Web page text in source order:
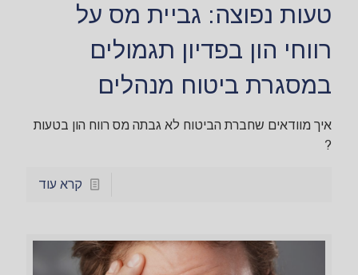
טעות נפוצה: גביית מס על
רווחי הון בפדיון תגמולים
במסגרת ביטוח מנהלים
איך מוודאים שחברת הביטוח לא גבתה מס רווח הון בטעות
?
קרא עוד